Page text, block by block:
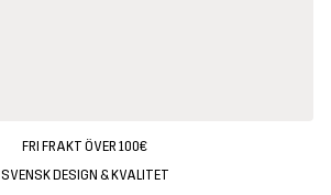
FRI FRAKT ÖVER 100€
SVENSK DESIGN & KVALITET